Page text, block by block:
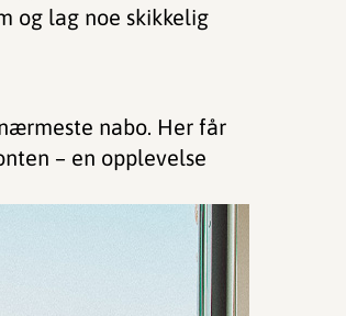
og lag noe skikkelig
nabo. Her får
– en opplevelse